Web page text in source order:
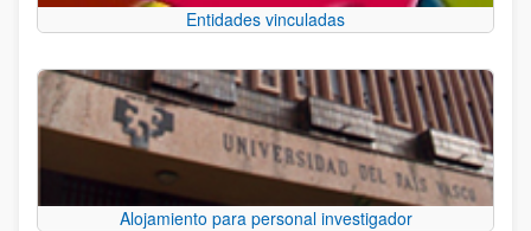
Entidades vinculadas
Alojamiento para personal investigador